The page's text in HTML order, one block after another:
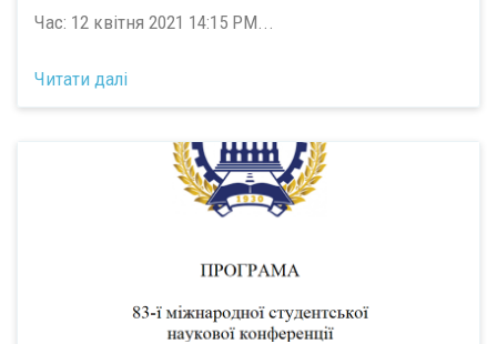
Час: 12 квітня 2021 14:15 PM...
Читати далі